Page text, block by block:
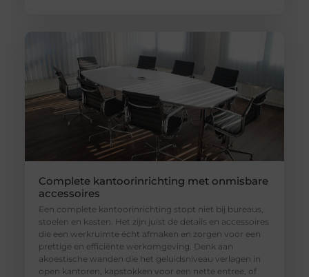
Complete kantoorinrichting met onmisbare
accessoires
Een complete kantoorinrichting stopt niet bij bureaus,
stoelen en kasten. Het zijn juist de details en accessoires
die een werkruimte écht afmaken en zorgen voor een
prettige en efficiënte werkomgeving. Denk aan
akoestische wanden die het geluidsniveau verlagen in
open kantoren, kapstokken voor een nette entree, of